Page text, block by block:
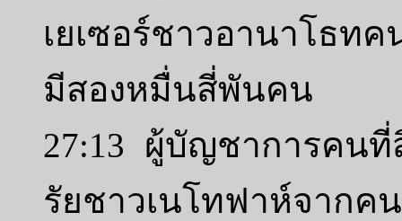
เยเซอร์ชาวอานาโธทค
มีสองหมื่นสี่พันคน
27:13 ผู้บัญชาการคน
รัยชาวเนโทฟาห์จากค